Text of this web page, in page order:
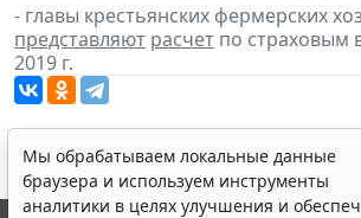
- главы крестьянских фермерских
представляют расчет по страховым
2019 г.
Мы обрабатываем локальные данные
браузера и используем инструменты
аналитики в целях улучшения и